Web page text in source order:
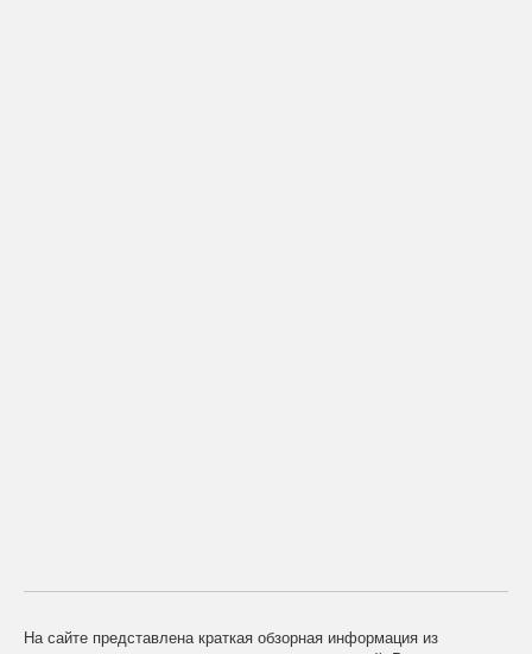
На сайте представлена краткая обзорная информация из